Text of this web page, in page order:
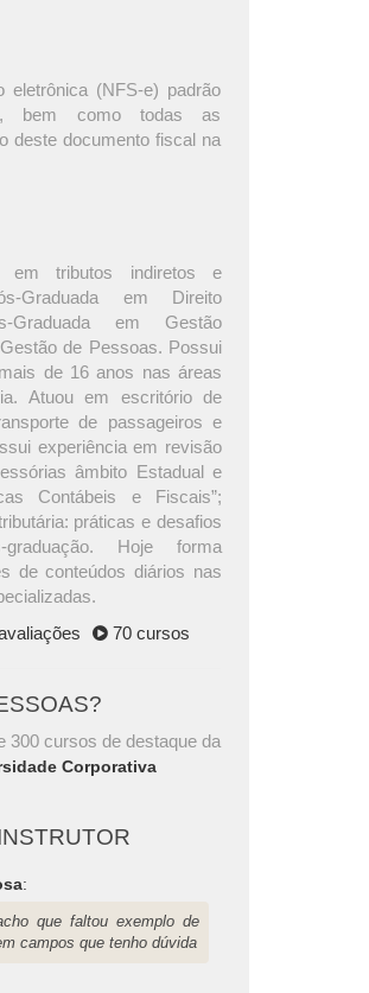
(NFS-e) padrão
bem como todas as
deste documento fiscal na
em tributos indiretos e
Graduada em Direito
Graduada em Gestão
de Pessoas. Possui
de 16 anos nas áreas
Atuou em escritório de
de passageiros e
experiência em revisão
âmbito Estadual e
Contábeis e Fiscais”;
práticas e desafios
Hoje forma
de conteúdos diários nas
70 cursos
300 cursos de destaque da
Corporativa
:
que faltou exemplo de
campos que tenho dúvida